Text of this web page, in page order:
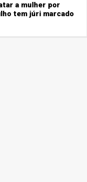
a mulher por
tem júri marcado